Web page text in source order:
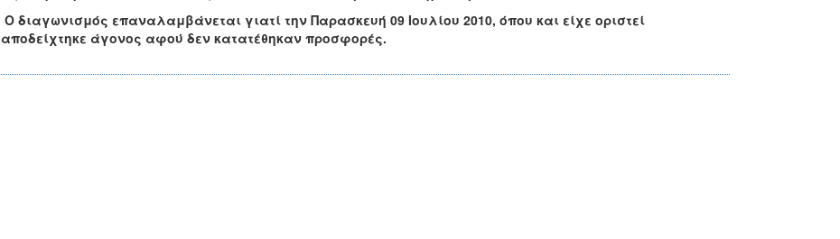
Ο διαγωνισμός επαναλαμβάνεται γιατί την Παρασκευή 09 Ιουλίου 2010, όπου και είχε οριστεί
αποδείχτηκε άγονος αφού δεν κατατέθηκαν προσφορές.